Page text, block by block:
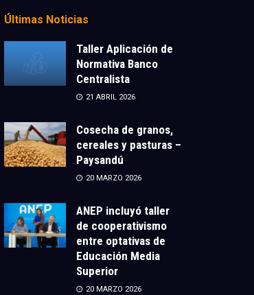
Últimas Noticias
Taller Aplicación de
Normativa Banco
Centralista
21 ABRIL 2026
Cosecha de granos,
cereales y pasturas –
Paysandú
20 MARZO 2026
ANEP incluyó taller
de cooperativismo
entre optativas de
Educación Media
Superior
20 MARZO 2026